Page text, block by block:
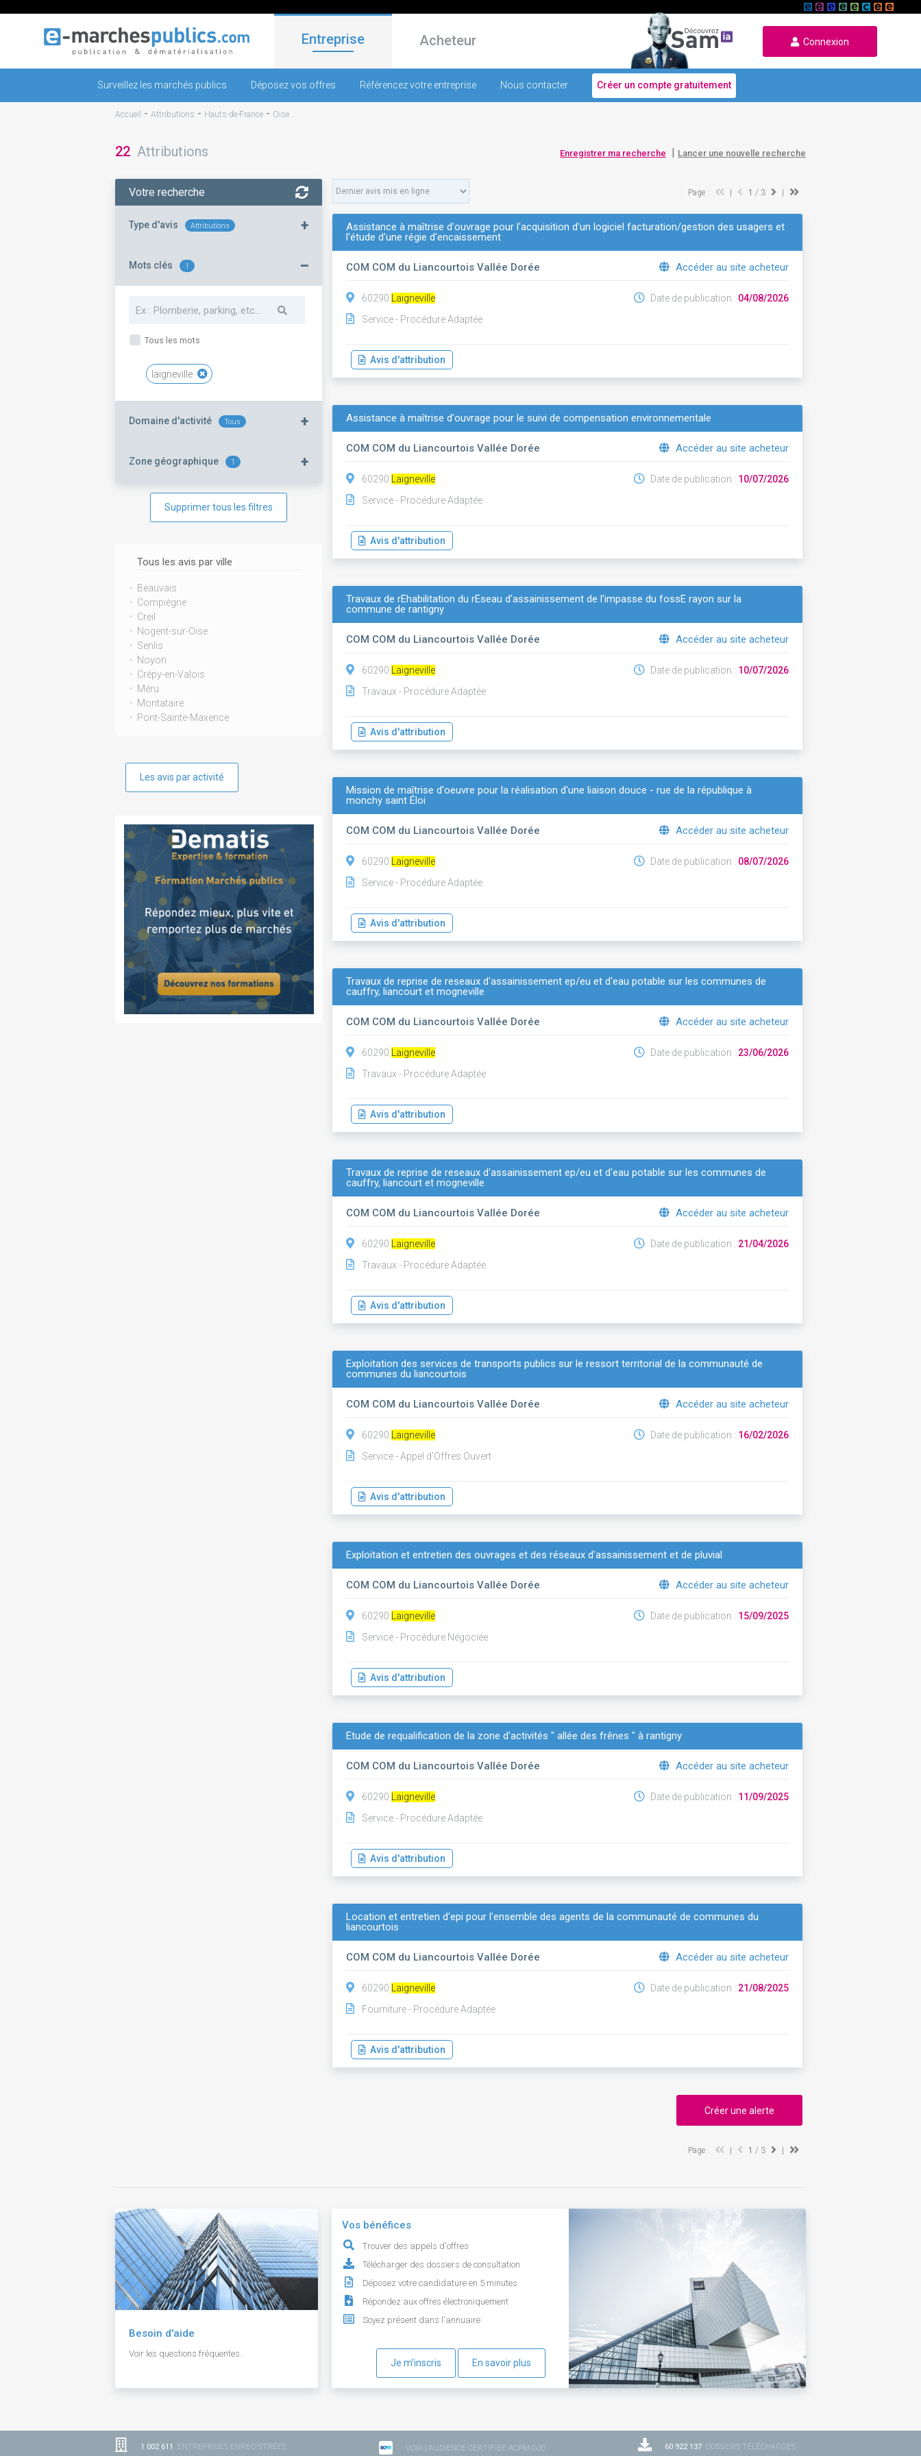
Entreprise Acheteur Connexion
Surveillez les marchés publics Déposez vos offres Référencez votre entreprise Nous contacter Créer un compte gratuitement
Accueil - Attributions - Hauts-de-France - Oise
22 Attributions Enregistrer ma recherche | Lancer une nouvelle recherche
Votre recherche
Type d'avis Attributions +
Mots clés 1 –
Tous les mots
laigneville
Domaine d'activité Tous +
Zone géographique 1 +
Supprimer tous les filtres
Tous les avis par ville
Beauvais
Compiègne
Creil
Nogent-sur-Oise
Senlis
Noyon
Crépy-en-Valois
Méru
Montataire
Pont-Sainte-Maxence
Les avis par activité
Page : 1 / 3
Assistance à maîtrise d'ouvrage pour l'acquisition d'un logiciel facturation/gestion des usagers et
l'étude d'une régie d'encaissement
COM COM du Liancourtois Vallée Dorée Accéder au site acheteur
60290
Laigneville
Service - Procédure Adaptée
Date de publication : 04/08/2026
Avis d'attribution
Assistance à maîtrise d'ouvrage pour le suivi de compensation environnementale
COM COM du Liancourtois Vallée Dorée Accéder au site acheteur
60290
Laigneville
Service - Procédure Adaptée
Date de publication : 10/07/2026
Avis d'attribution
Travaux de rÉhabilitation du rÉseau d'assainissement de l'impasse du fossÉ rayon sur la
commune de rantigny
COM COM du Liancourtois Vallée Dorée Accéder au site acheteur
60290
Laigneville
Travaux - Procédure Adaptée
Date de publication : 10/07/2026
Avis d'attribution
Mission de maîtrise d'oeuvre pour la réalisation d'une liaison douce - rue de la république à
monchy saint Éloi
COM COM du Liancourtois Vallée Dorée Accéder au site acheteur
60290
Laigneville
Service - Procédure Adaptée
Date de publication : 08/07/2026
Avis d'attribution
Travaux de reprise de reseaux d'assainissement ep/eu et d'eau potable sur les communes de
cauffry, liancourt et mogneville
COM COM du Liancourtois Vallée Dorée Accéder au site acheteur
60290
Laigneville
Travaux - Procédure Adaptée
Date de publication : 23/06/2026
Avis d'attribution
Travaux de reprise de reseaux d'assainissement ep/eu et d'eau potable sur les communes de
cauffry, liancourt et mogneville
COM COM du Liancourtois Vallée Dorée Accéder au site acheteur
60290
Laigneville
Travaux - Procédure Adaptée
Date de publication : 21/04/2026
Avis d'attribution
Exploitation des services de transports publics sur le ressort territorial de la communauté de
communes du liancourtois
COM COM du Liancourtois Vallée Dorée Accéder au site acheteur
60290
Laigneville
Service - Appel d'Offres Ouvert
Date de publication : 16/02/2026
Avis d'attribution
Exploitation et entretien des ouvrages et des réseaux d'assainissement et de pluvial
COM COM du Liancourtois Vallée Dorée Accéder au site acheteur
60290
Laigneville
Service - Procédure Négociée
Date de publication : 15/09/2025
Avis d'attribution
Étude de requalification de la zone d'activités " allée des frênes " à rantigny
COM COM du Liancourtois Vallée Dorée Accéder au site acheteur
60290
Laigneville
Service - Procédure Adaptée
Date de publication : 11/09/2025
Avis d'attribution
Location et entretien d'epi pour l'ensemble des agents de la communauté de communes du
liancourtois
COM COM du Liancourtois Vallée Dorée Accéder au site acheteur
60290
Laigneville
Fourniture - Procédure Adaptée
Date de publication : 21/08/2025
Avis d'attribution
Créer une alerte
Page : 1 / 3
Besoin d'aide
Voir les questions fréquentes.
Vos bénéfices
Trouver des appels d'offres
Télécharger des dossiers de consultation
Déposez votre candidature en 5 minutes
Répondez aux offres électroniquement
Soyez présent dans l'annuaire
Je m'inscris En savoir plus
1 002 611 ENTREPRISES ENREGISTRÉES VOIR L'AUDIENCE CERTIFIÉE ACPM-OJD 60 922 137 DOSSIERS TÉLÉCHARGÉS